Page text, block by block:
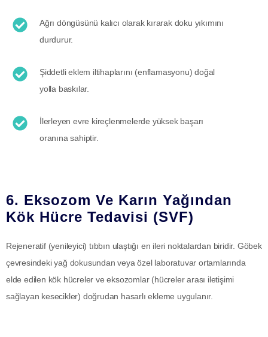
Ağrı döngüsünü kalıcı olarak kırarak doku yıkımını
durdurur.
Şiddetli eklem iltihaplarını (enflamasyonu) doğal
yolla baskılar.
İlerleyen evre kireçlenmelerde yüksek başarı
oranına sahiptir.
6. Eksozom Ve Karın Yağından
Kök Hücre Tedavisi (SVF)
Rejeneratif (yenileyici) tıbbın ulaştığı en ileri noktalardan biridir. Göbek
çevresindeki yağ dokusundan veya özel laboratuvar ortamlarında
elde edilen kök hücreler ve eksozomlar (hücreler arası iletişimi
sağlayan kesecikler) doğrudan hasarlı ekleme uygulanır.